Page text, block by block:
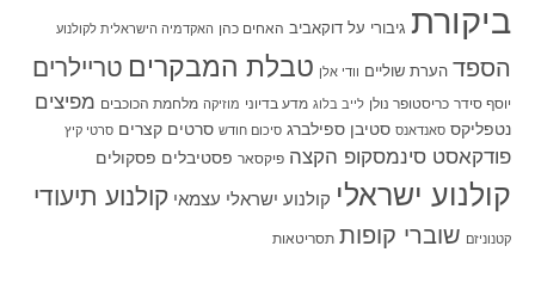
ביקורת גיבורי על דוקאביב האחים כהן האקדמיה הישראלית לקולנוע
הספד הערת שוליים וודי אלן טבלת המבקרים טריילרים
יוסף סידר כריסטופר נולן לייב בלוג מדע בדיוני מוזיקה מלחמת הכוכבים מפיצים
נטפליקס סאנדאנס סטיבן ספילברג סיכום חודש סרטים קצרים סרטי קיץ
פודקאסט סינמסקופ הקצה פיקסאר פסטיבלים פסקולים
קולנוע ישראלי קולנוע ישראלי עצמאי קולנוע תיעודי
קטנוניזם שוברי קופות תסריטאות